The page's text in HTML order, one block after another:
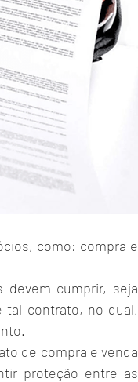
como: compra e
devem cumprir, seja
tal contrato, no qual,
de compra e venda
proteção entre as